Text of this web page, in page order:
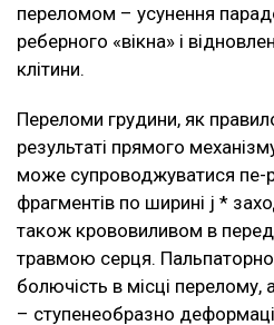
переломом – усунення
реберного «вікна» і
клітини.
Переломи грудини, як
результаті прямого
може супроводжуватися пе-
фрагментів по ширині j *
також крововиливом в
травмою серця.
болючість в місці перелому,
– ступенеобразно